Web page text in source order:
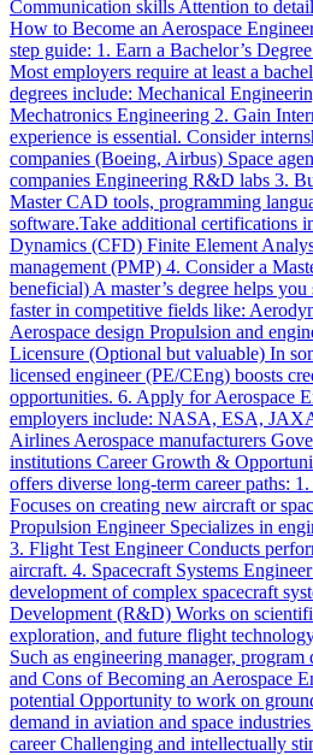
Communication skills Attention to
How to Become an Aerospace
step guide: 1. Earn a Bachelor’s
Most employers require at least a
degrees include: Mechanical
Mechatronics Engineering 2. Gain
experience is essential. Consider
companies (Boeing, Airbus) Space
companies Engineering R&D labs 3.
Master CAD tools, programming
software.Take additional certifications
Dynamics (CFD) Finite Element
management (PMP) 4. Consider a
beneficial) A master’s degree helps
faster in competitive fields like:
Aerospace design Propulsion and
Licensure (Optional but valuable) In
licensed engineer (PE/CEng) boosts
opportunities. 6. Apply for Aerospace
employers include: NASA, ESA,
Airlines Aerospace manufacturers
institutions Career Growth &
offers diverse long-term career paths:
Focuses on creating new aircraft or
Propulsion Engineer Specializes in
3. Flight Test Engineer Conducts
aircraft. 4. Spacecraft Systems
development of complex spacecraft
Development (R&D) Works on
exploration, and future flight
Such as engineering manager,
and Cons of Becoming an Aerospace
potential Opportunity to work on
demand in aviation and space
career Challenging and intellectually